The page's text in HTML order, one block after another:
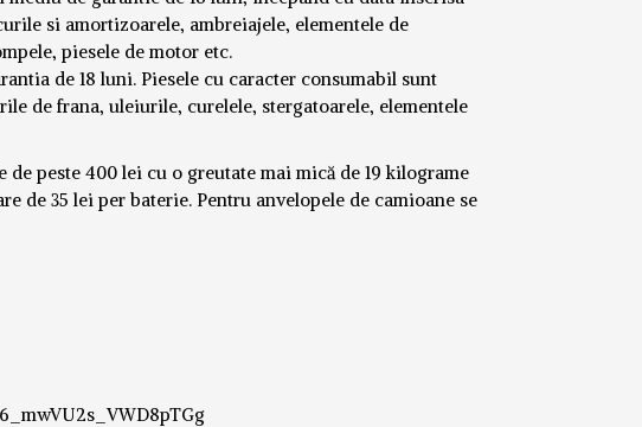
si amortizoarele, ambreiajele, elementele de
piesele de motor etc.
de 18 luni. Piesele cu caracter consumabil sunt
de frana, uleiurile, curelele, stergatoarele, elementele
peste 400 lei cu o greutate mai mică de 19 kilograme
de 35 lei per baterie. Pentru anvelopele de camioane se